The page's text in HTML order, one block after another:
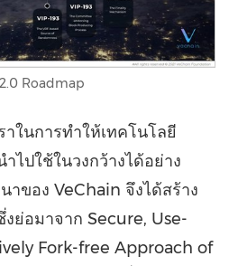
Roadmap
าในการทำให้เทคโนโลยี
ไปใช้ในวงกว้างได้อย่าง
ของ VeChain จึงได้สร้าง
งย่อมาจาก Secure, Use-
Fork-free Approach of